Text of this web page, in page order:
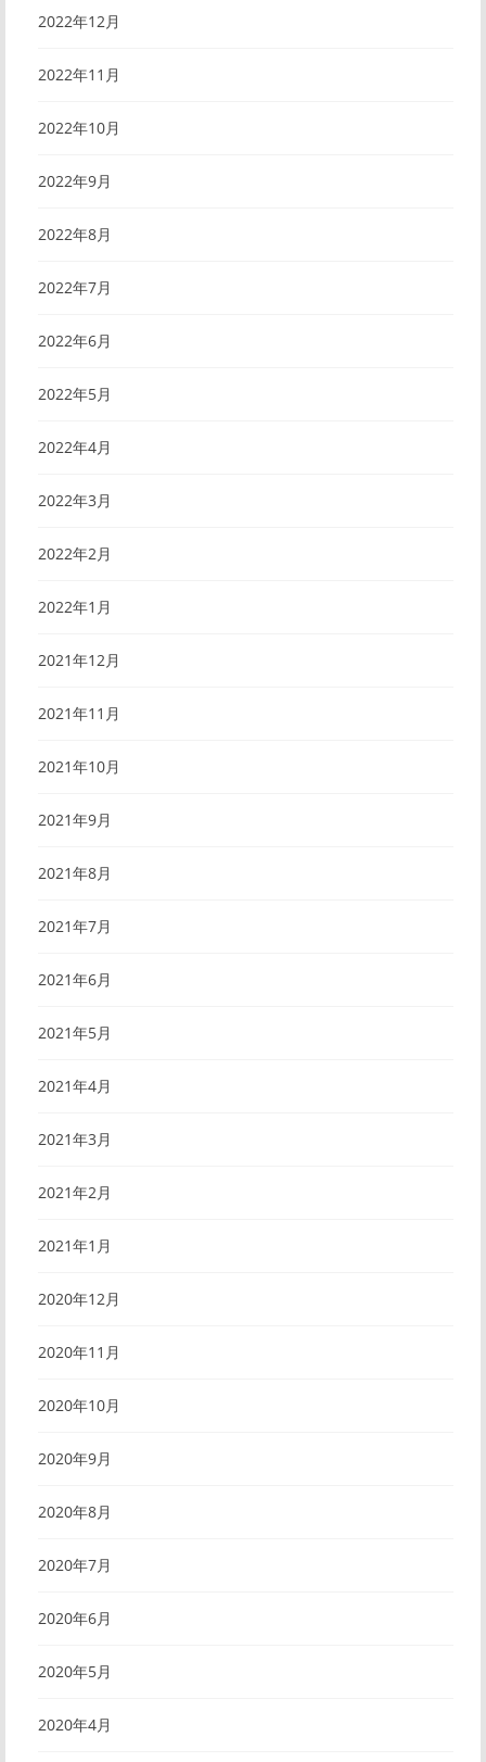
2022年12月
2022年11月
2022年10月
2022年9月
2022年8月
2022年7月
2022年6月
2022年5月
2022年4月
2022年3月
2022年2月
2022年1月
2021年12月
2021年11月
2021年10月
2021年9月
2021年8月
2021年7月
2021年6月
2021年5月
2021年4月
2021年3月
2021年2月
2021年1月
2020年12月
2020年11月
2020年10月
2020年9月
2020年8月
2020年7月
2020年6月
2020年5月
2020年4月